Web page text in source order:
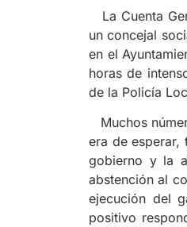
La Cuenta
un concejal
en el
horas de
de la Policía
Muchos
era de
gobierno y la
abstención al
ejecución del
positivo